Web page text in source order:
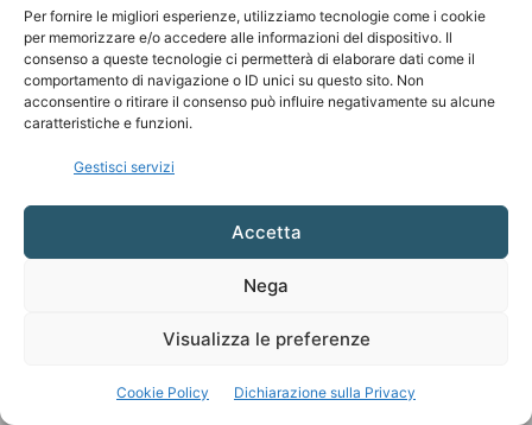
Per fornire le migliori esperienze, utilizziamo tecnologie come i cookie
per memorizzare e/o accedere alle informazioni del dispositivo. Il
consenso a queste tecnologie ci permetterà di elaborare dati come il
comportamento di navigazione o ID unici su questo sito. Non
acconsentire o ritirare il consenso può influire negativamente su alcune
caratteristiche e funzioni.
Gestisci servizi
Accetta
Nega
Visualizza le preferenze
Cookie Policy Dichiarazione sulla Privacy